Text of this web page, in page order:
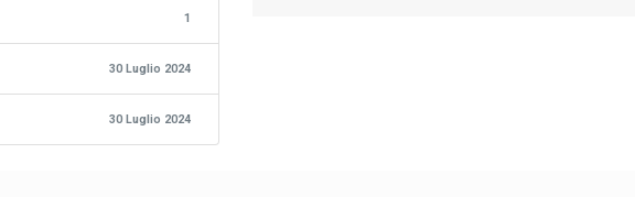
1
30 Luglio 2024
30 Luglio 2024